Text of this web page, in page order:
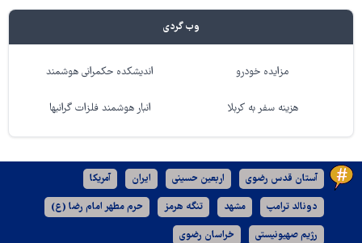
وب گردی
مزایده خودرو اندیشکده حکمرانی هوشمند
هزینه سفر به کربلا انبار هوشمند فلزات گرانبها
آستان قدس رضوی اربعین حسینی ایران آمریکا
دونالد ترامپ مشهد تنگه هرمز حرم مطهر امام رضا (ع)
رژیم صهیونیستی خراسان رضوی